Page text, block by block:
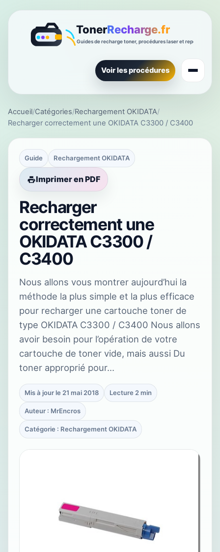
Voir les procédures
Accueil/Catégories/Rechargement OKIDATA/
Recharger correctement une OKIDATA C3300 / C3400
Guide Rechargement OKIDATA
Imprimer en PDF
Recharger
correctement une
OKIDATA C3300 /
C3400
Nous allons vous montrer aujourd’hui la
méthode la plus simple et la plus efficace
pour recharger une cartouche toner de
type OKIDATA C3300 / C3400 Nous allons
avoir besoin pour l’opération de votre
cartouche de toner vide, mais aussi Du
toner approprié pour…
Mis à jour le 21 mai 2018 Lecture 2 min
Auteur : MrEncros
Catégorie : Rechargement OKIDATA